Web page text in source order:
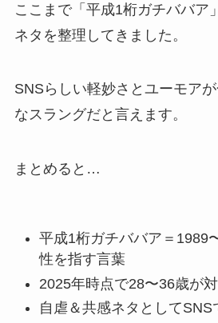
ここまで「平成1桁ガチババア
ネタを整理してきました。
SNSらしい軽妙さとユーモア
なスラングだと言えます。
まとめると…
平成1桁ガチババア＝1989
性を指す言葉
2025年時点で28〜36歳が
自虐＆共感ネタとしてSNS